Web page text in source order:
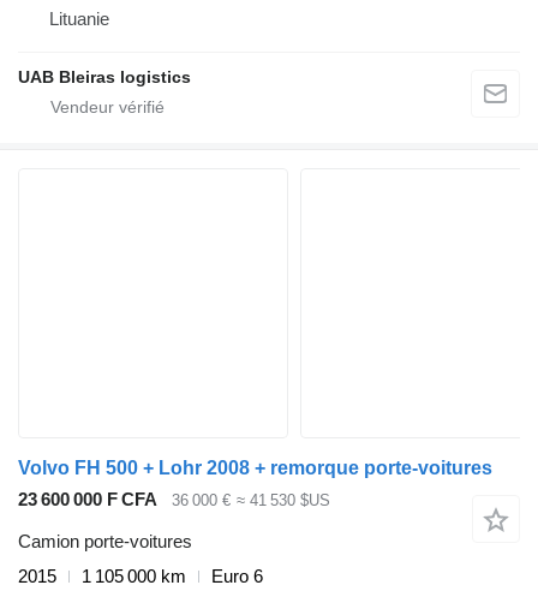
Lituanie
UAB Bleiras logistics
Volvo FH 500 + Lohr 2008 + remorque porte-voitures
23 600 000 F CFA
36 000 € ≈ 41 530 $US
Camion porte-voitures
2015
1 105 000 km
Euro 6